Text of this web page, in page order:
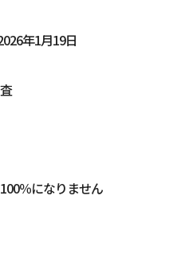
年1月19日
％になりません